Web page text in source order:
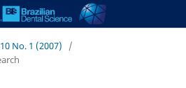
No. 1 (2007)
/